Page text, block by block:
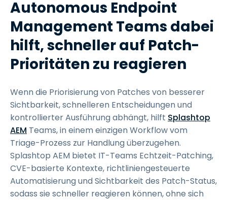
Autonomous Endpoint
Management Teams dabei
hilft, schneller auf Patch-
Prioritäten zu reagieren
Wenn die Priorisierung von Patches von besserer
Sichtbarkeit, schnelleren Entscheidungen und
kontrollierter Ausführung abhängt, hilft Splashtop
AEM Teams, in einem einzigen Workflow vom
Triage-Prozess zur Handlung überzugehen.
Splashtop AEM bietet IT-Teams Echtzeit-Patching,
CVE-basierte Kontexte, richtliniengesteuerte
Automatisierung und Sichtbarkeit des Patch-Status,
sodass sie schneller reagieren können, ohne sich